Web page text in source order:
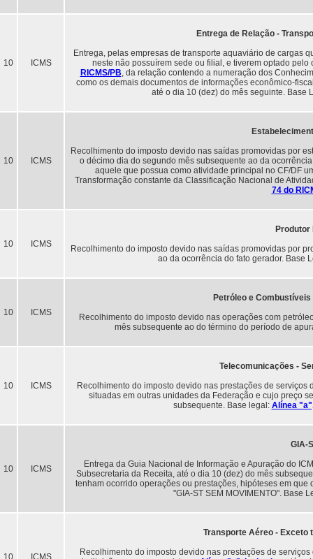
10 ICMS
Entrega de Relação -
Entrega, pelas empresas de transporte aquaviário de cargas
neste não possuírem sede ou filial, e tiverem optado
RICMS/PB, da relação contendo a numeração dos
como os demais documentos de informações econômico-
até o dia 10 (dez) do mês seguinte. Base
10 ICMS
Recolhimento do imposto devido nas saídas promovidas por
o décimo dia do segundo mês subsequente ao da
aquele que possua como atividade principal no CF/DF
Transformação constante da Classificação Nacional de
74 do
10 ICMS
Produtor
Recolhimento do imposto devido nas saídas promovidas por
ao da ocorrência do fato gerador. Base
10 ICMS
Petróleo e
Recolhimento do imposto devido nas operações com
mês subsequente ao do término do período de
10 ICMS
Telecomunicações -
Recolhimento do imposto devido nas prestações de
situadas em outras unidades da Federação e cujo preço
subsequente. Base legal: Alínea
10 ICMS
GIA-
Entrega da Guia Nacional de Informação e Apuração do
Subsecretaria da Receita, até o dia 10 (dez) do mês
tenham ocorrido operações ou prestações, hipóteses em
"GIA-ST SEM MOVIMENTO". Base
10 ICMS
Transporte Aéreo - Exceto
Recolhimento do imposto devido nas prestações de